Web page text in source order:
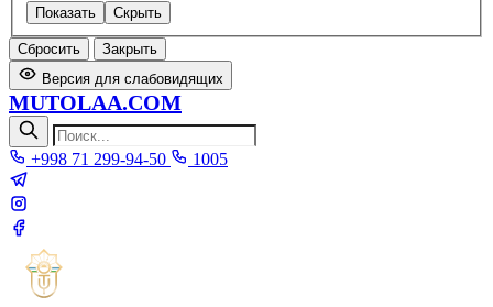
Показать Скрыть
Сбросить
Закрыть
Версия для слабовидящих
MUTOLAA.COM
+998 71 299-94-50 1005